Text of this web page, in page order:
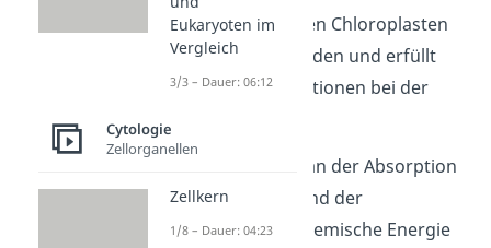
insbesondere in den Chloroplasten
der Pflanzen zu finden und erfüllt
dort wichtige Funktionen bei der
Photosynthese
So ist Chlorophyll an der Absorption
der Lichtenergie und der
Umwandlung in chemische Energie
Eukaryoten im
Vergleich
3/3 – Dauer: 06:12
Cytologie
Zellorganellen
Zellkern
1/8 – Dauer: 04:23